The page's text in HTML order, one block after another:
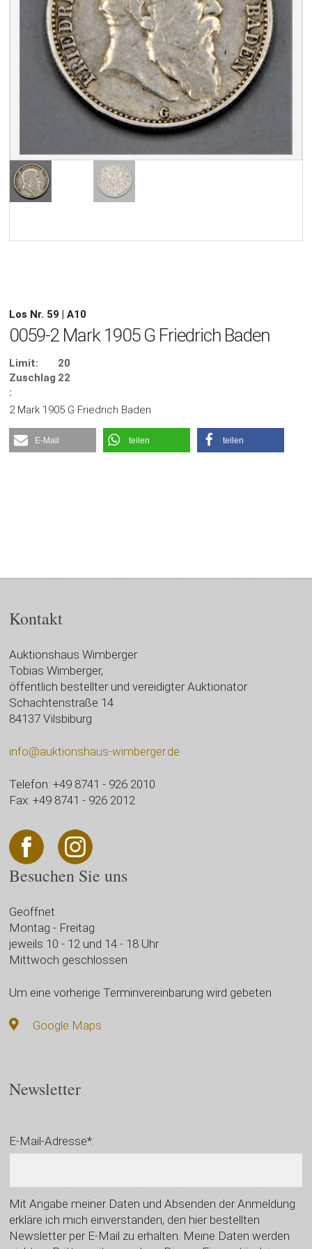
Los Nr. 59 | A10
0059-2 Mark 1905 G Friedrich Baden
Limit:
20
Zuschlag
:
22
2 Mark 1905 G Friedrich Baden
E-Mail teilen teilen
Kontakt
Auktionshaus Wimberger
Tobias Wimberger,
öffentlich bestellter und vereidigter Auktionator
Schachtenstraße 14
84137 Vilsbiburg
info@auktionshaus-wimberger.de
Telefon: +49 8741 - 926 2010
Fax: +49 8741 - 926 2012
Besuchen Sie uns
Geöffnet
Montag - Freitag
jeweils 10 - 12 und 14 - 18 Uhr
Mittwoch geschlossen
Um eine vorherige Terminvereinbarung wird gebeten
Google Maps
Newsletter
E-Mail-Adresse*:
Mit Angabe meiner Daten und Absenden der Anmeldung
erkläre ich mich einverstanden, den hier bestellten
Newsletter per E-Mail zu erhalten. Meine Daten werden